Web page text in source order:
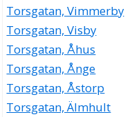
Torsgatan, Vimmerby
Torsgatan, Visby
Torsgatan, Åhus
Torsgatan, Ånge
Torsgatan, Åstorp
Torsgatan, Älmhult